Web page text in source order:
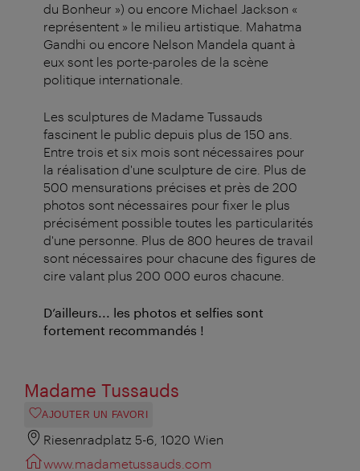
du Bonheur ») ou encore Michael Jackson «
représentent » le milieu artistique. Mahatma
Gandhi ou encore Nelson Mandela quant à
eux sont les porte-paroles de la scène
politique internationale.
Les sculptures de Madame Tussauds
fascinent le public depuis plus de 150 ans.
Entre trois et six mois sont nécessaires pour
la réalisation d'une sculpture de cire. Plus de
500 mensurations précises et près de 200
photos sont nécessaires pour fixer le plus
précisément possible toutes les particularités
d'une personne. Plus de 800 heures de travail
sont nécessaires pour chacune des figures de
cire valant plus 200 000 euros chacune.
D’ailleurs... les photos et selfies sont
fortement recommandés !
Madame Tussauds
AJOUTER UN FAVORI
Riesenradplatz 5-6, 1020 Wien
www.madametussauds.com